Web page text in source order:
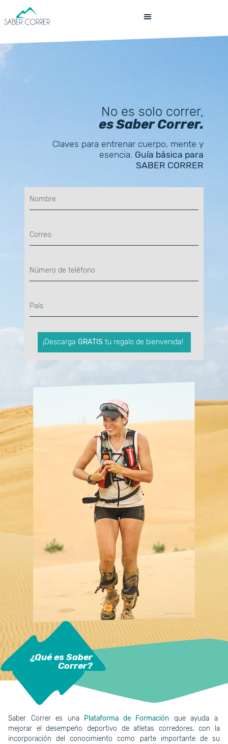
No es solo correr,
es Saber Correr.
Claves para entrenar cuerpo, mente y
esencia. Guía básica para
SABER CORRER
¡Descarga GRATIStu regalo de bienvenida!
¿Qué es Saber
Correr?
Saber Correr es una Plataforma de Formación
que ayuda a
mejorar el desempeño deportivo de atletas corredores, con la
incorporación del conocimiento como parte importante de su